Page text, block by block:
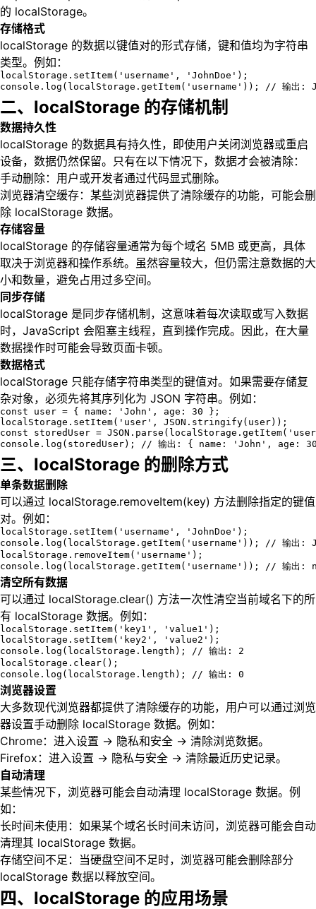
的 localStorage。
存储格式
localStorage 的数据以键值对的形式存储，键和值均为字符串
类型。例如：
localStorage.setItem('username', 'JohnDoe');
console.log(localStorage.getItem('username')); // 输出:
二、localStorage 的存储机制
数据持久性
localStorage 的数据具有持久性，即使用户关闭浏览器或重启
设备，数据仍然保留。只有在以下情况下，数据才会被清除：
手动删除：用户或开发者通过代码显式删除。
浏览器清空缓存：某些浏览器提供了清除缓存的功能，可能会删
除 localStorage 数据。
存储容量
localStorage 的存储容量通常为每个域名 5MB 或更高，具体
取决于浏览器和操作系统。虽然容量较大，但仍需注意数据的大
小和数量，避免占用过多空间。
同步存储
localStorage 是同步存储机制，这意味着每次读取或写入数据
时，JavaScript 会阻塞主线程，直到操作完成。因此，在大量
数据操作时可能会导致页面卡顿。
数据格式
localStorage 只能存储字符串类型的键值对。如果需要存储复
杂对象，必须先将其序列化为 JSON 字符串。例如：
const user = { name: 'John', age: 30 };
localStorage.setItem('user', JSON.stringify(user));
const storedUser =
console.log(storedUser); // 输出: { name: 'John', age:
三、localStorage 的删除方式
单条数据删除
可以通过 localStorage.removeItem(key) 方法删除指定的键值
对。例如：
localStorage.setItem('username', 'JohnDoe');
console.log(localStorage.getItem('username')); // 输出:
localStorage.removeItem('username');
console.log(localStorage.getItem('username')); // 输出:
清空所有数据
可以通过 localStorage.clear() 方法一次性清空当前域名下的所
有 localStorage 数据。例如：
localStorage.setItem('key1', 'value1');
localStorage.setItem('key2', 'value2');
console.log(localStorage.length); // 输出: 2
localStorage.clear();
console.log(localStorage.length); // 输出: 0
浏览器设置
大多数现代浏览器都提供了清除缓存的功能，用户可以通过浏览
器设置手动删除 localStorage 数据。例如：
Chrome：进入设置 -> 隐私和安全 -> 清除浏览数据。
Firefox：进入设置 -> 隐私与安全 -> 清除最近历史记录。
自动清理
某些情况下，浏览器可能会自动清理 localStorage 数据。例
如：
长时间未使用：如果某个域名长时间未访问，浏览器可能会自动
清理其 localStorage 数据。
存储空间不足：当硬盘空间不足时，浏览器可能会删除部分
localStorage 数据以释放空间。
四、localStorage 的应用场景